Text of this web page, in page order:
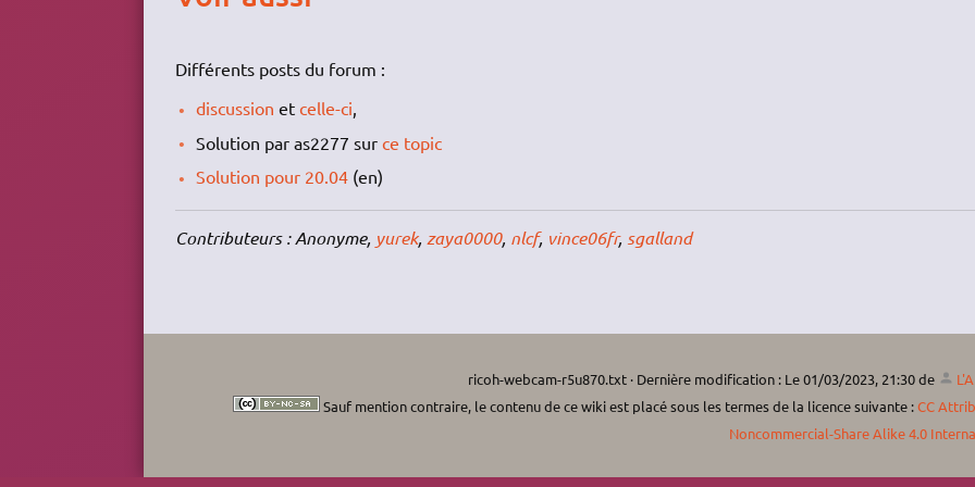
Différents posts du forum :
discussion etcelle-ci,
Solution par as2277 surce topic
Solution pour 20.04 (en)
Contributeurs : Anonyme, yurek, zaya0000, nlcf, vince06fr, sgalland
ricoh-webcam-r5u870.txt· Dernière modification : Le 01/03/2023, 21:30de
Sauf mention contraire, le contenu de ce wiki est placé sous les termes de la licence suivante :CC
Noncommercial-Share Alike 4.0